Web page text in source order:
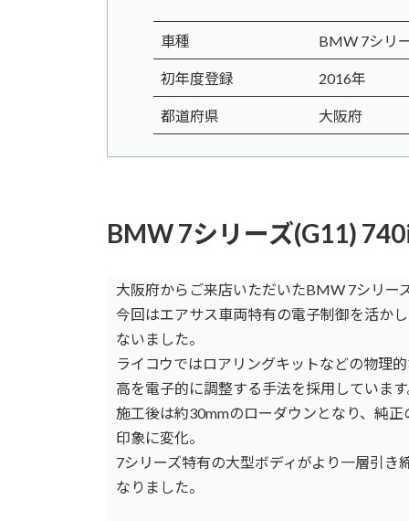
車種 BMW 7シリ
初年度登録 2016年
都道府県 大阪府
BMW 7シリーズ(G11)
大阪府からご来店いただいたBMW 7シリー
今回はエアサス車両特有の電子制御を活か
ないました。
ライコウではロアリングキットなどの物理
高を電子的に調整する手法を採用していま
施工後は約30mmのローダウンとなり、純
印象に変化。
7シリーズ特有の大型ボディがより一層引
なりました。